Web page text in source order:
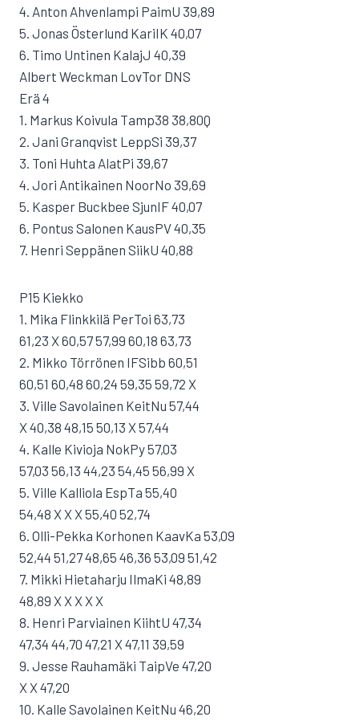
4. Anton Ahvenlampi PaimU 39,89
5. Jonas Österlund KariIK 40,07
6. Timo Untinen KalajJ 40,39
Albert Weckman LovTor DNS
Erä 4
1. Markus Koivula Tamp38 38,80Q
2. Jani Granqvist LeppSi 39,37
3. Toni Huhta AlatPi 39,67
4. Jori Antikainen NoorNo 39,69
5. Kasper Buckbee SjunIF 40,07
6. Pontus Salonen KausPV 40,35
7. Henri Seppänen SiikU 40,88
P15 Kiekko
1. Mika Flinkkilä PerToi 63,73
61,23 X 60,57 57,99 60,18 63,73
2. Mikko Törrönen IFSibb 60,51
60,51 60,48 60,24 59,35 59,72 X
3. Ville Savolainen KeitNu 57,44
X 40,38 48,15 50,13 X 57,44
4. Kalle Kivioja NokPy 57,03
57,03 56,13 44,23 54,45 56,99 X
5. Ville Kalliola EspTa 55,40
54,48 X X X 55,40 52,74
6. Olli-Pekka Korhonen KaavKa 53,09
52,44 51,27 48,65 46,36 53,09 51,42
7. Mikki Hietaharju IlmaKi 48,89
48,89 X X X X X
8. Henri Parviainen KiihtU 47,34
47,34 44,70 47,21 X 47,11 39,59
9. Jesse Rauhamäki TaipVe 47,20
X X 47,20
10. Kalle Savolainen KeitNu 46,20